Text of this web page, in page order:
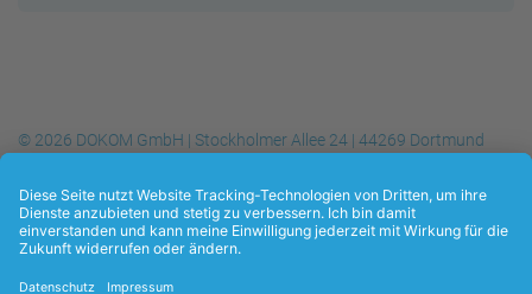
© 2026 DOKOM GmbH | Stockholmer Allee 24 | 44269 Dortmund
Datenschutzerklärung Kontakt Impressum